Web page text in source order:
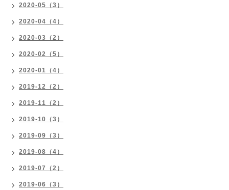
2020-05（3）
2020-04（4）
2020-03（2）
2020-02（5）
2020-01（4）
2019-12（2）
2019-11（2）
2019-10（3）
2019-09（3）
2019-08（4）
2019-07（2）
2019-06（3）